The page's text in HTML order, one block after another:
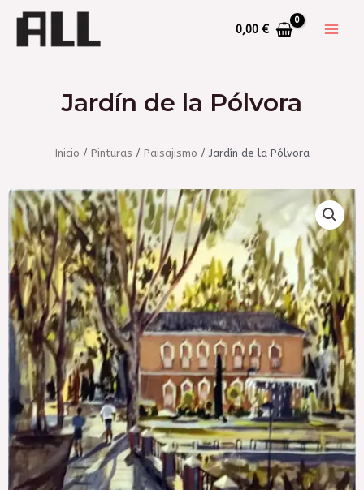
0,00 €
Jardín de la Pólvora
Inicio / Pinturas / Paisajismo / Jardín de la Pólvora